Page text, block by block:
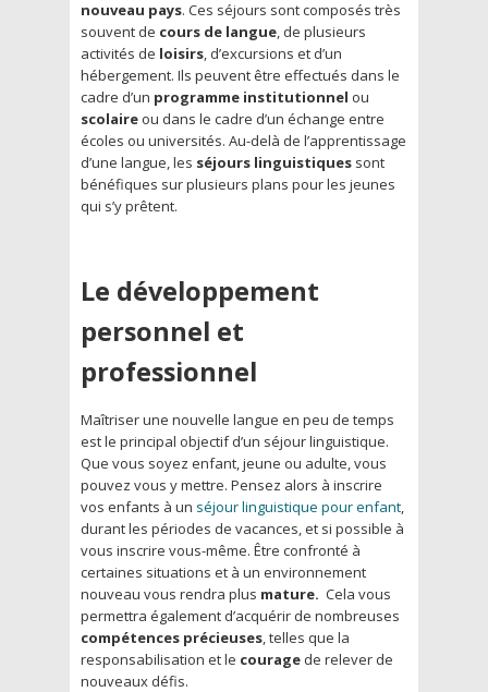
nouveau pays. Ces séjours sont composés très
souvent de cours de langue, de plusieurs
activités de loisirs, d’excursions et d’un
hébergement. Ils peuvent être effectués dans le
cadre d’un programme institutionnel ou
scolaire ou dans le cadre d’un échange entre
écoles ou universités. Au-delà de l’apprentissage
d’une langue, les séjours linguistiques sont
bénéfiques sur plusieurs plans pour les jeunes
qui s’y prêtent.
Le développement
personnel et
professionnel
Maîtriser une nouvelle langue en peu de temps
est le principal objectif d’un séjour linguistique.
Que vous soyez enfant, jeune ou adulte, vous
pouvez vous y mettre. Pensez alors à inscrire
vos enfants à un séjour linguistique pour enfant,
durant les périodes de vacances, et si possible à
vous inscrire vous-même. Être confronté à
certaines situations et à un environnement
nouveau vous rendra plus mature. Cela vous
permettra également d’acquérir de nombreuses
compétences précieuses, telles que la
responsabilisation et le courage de relever de
nouveaux défis.